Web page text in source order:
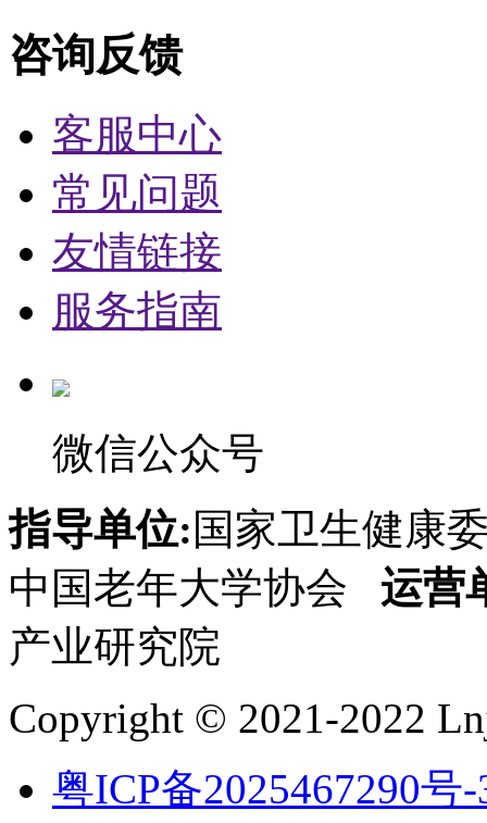
咨询反馈
客服中心
常见问题
友情链接
服务指南
微信公众号
指导单位:国家卫生健康
中国老年大学协会 运营
产业研究院
Copyright © 2021-2022
粤ICP备2025467290号-